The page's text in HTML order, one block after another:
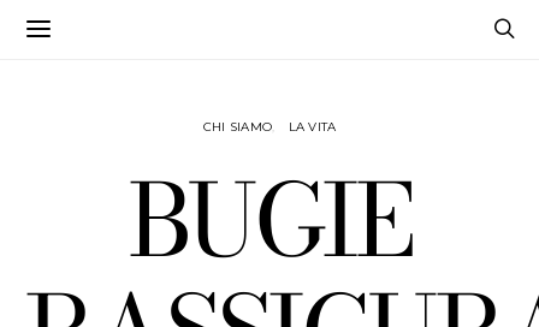
CHI SIAMO LA VITA
BUGIE